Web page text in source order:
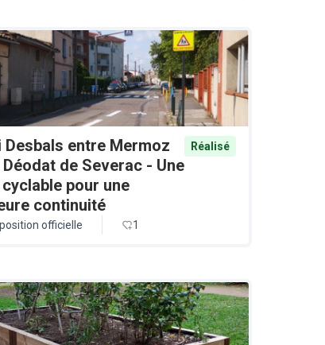
Desbals entre Mermoz
de Severac - Une
pour une
continuité
Réalisé
officielle 1